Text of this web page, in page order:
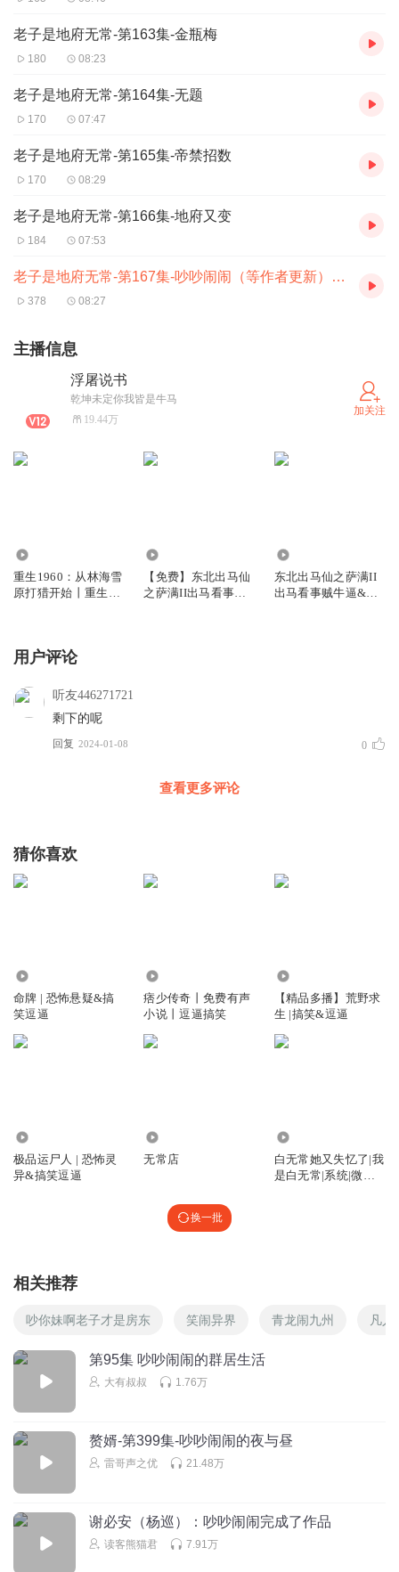
老子是地府无常-第163集-金瓶梅
180 08:23
老子是地府无常-第164集-无题
170 07:47
老子是地府无常-第165集-帝禁招数
170 08:29
老子是地府无常-第166集-地府又变
184 07:53
老子是地府无常-第167集-吵吵闹闹（等作者更新）（完）
378 08:27
主播信息
浮屠说书
乾坤未定你我皆是牛马
19.44万
加关注
重生1960：从林海雪
原打猎开始丨重生逆
【免费】东北出马仙
之萨满II出马看事贼
东北出马仙之萨满II
出马看事贼牛逼&浮
用户评论
听友446271721
剩下的呢
回复 2024-01-08 0
查看更多评论
猜你喜欢
命牌 | 恐怖悬疑&搞
笑逗逼
痞少传奇丨免费有声
小说丨逗逼搞笑
【精品多播】荒野求
生 |搞笑&逗逼
极品运尸人 | 恐怖灵
异&搞笑逗逼
无常店
白无常她又失忆了|我
是白无常|系统|微甜
换一批
相关推荐
吵你妹啊老子才是房东 笑闹异界 青龙闹九州 凡人
第95集 吵吵闹闹的群居生活
大有叔叔 1.76万
赘婿-第399集-吵吵闹闹的夜与昼
雷哥声之优 21.48万
谢必安（杨巡）：吵吵闹闹完成了作品
读客熊猫君 7.91万